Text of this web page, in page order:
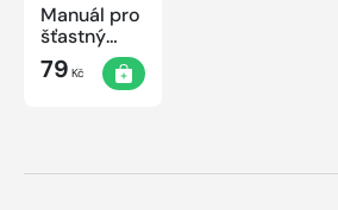
Manuál pro
šťastný
život
79 Kč